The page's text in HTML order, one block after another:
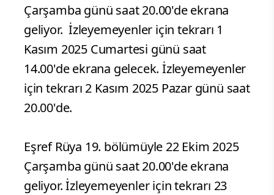
Çarşamba günü saat 20.00'de ekrana
geliyor. İzleyemeyenler için tekrarı 1
Kasım 2025 Cumartesi günü saat
14.00'de ekrana gelecek. İzleyemeyenler
için tekrarı 2 Kasım 2025 Pazar günü saat
20.00'de.
Eşref Rüya 19. bölümüyle 22 Ekim 2025
Çarşamba günü saat 20.00'de ekrana
geliyor. İzleyemeyenler için tekrarı 23